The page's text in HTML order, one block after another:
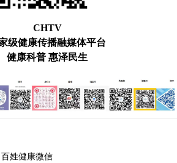
CHTV
级健康传播融媒体平台
健康科普 惠泽民生
姓健康微信